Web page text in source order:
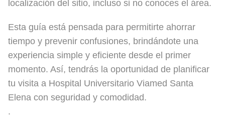
localización del sitio, incluso si no conoces el área.
Esta guía está pensada para permitirte ahorrar
tiempo y prevenir confusiones, brindándote una
experiencia simple y eficiente desde el primer
momento. Así, tendrás la oportunidad de planificar
tu visita a Hospital Universitario Viamed Santa
Elena con seguridad y comodidad.
.